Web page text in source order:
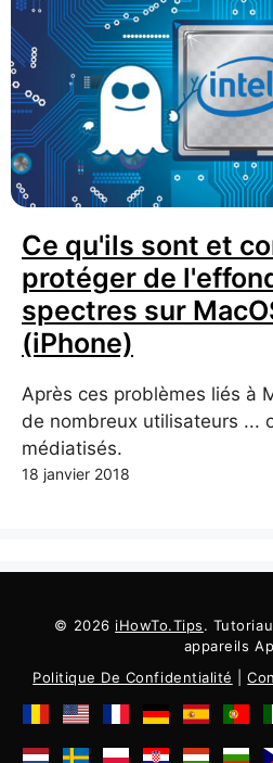
Ce qu'ils sont et
protéger de
spectres sur
(iPhone)
Après ces problèmes liés à
de nombreux utilisateurs ...
médiatisés.
18 janvier 2018
© 2026 iHowTo.Tips.
appareils
Politique De Confidentialité
|